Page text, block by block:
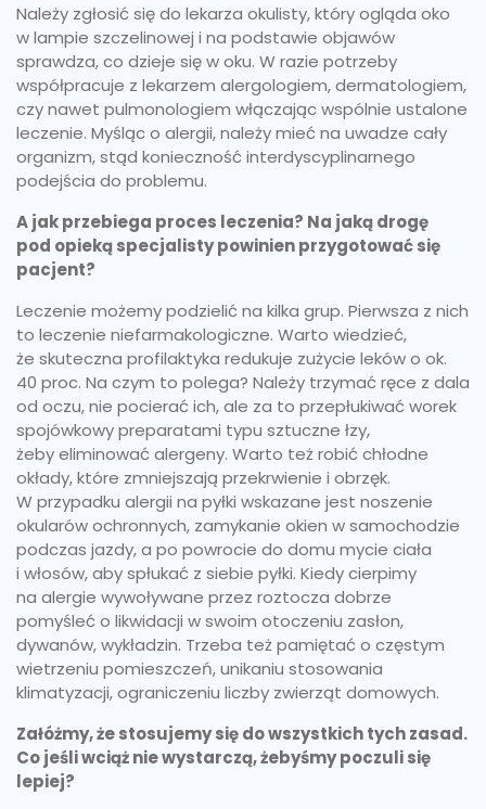
Należy zgłosić się do lekarza okulisty, który ogląda oko
w lampie szczelinowej i na podstawie objawów
sprawdza, co dzieje się w oku. W razie potrzeby
współpracuje z lekarzem alergologiem, dermatologiem,
czy nawet pulmonologiem włączając wspólnie ustalone
leczenie. Myśląc o alergii, należy mieć na uwadze cały
organizm, stąd konieczność interdyscyplinarnego
podejścia do problemu.
A jak przebiega proces leczenia? Na jaką drogę
pod opieką specjalisty powinien przygotować się
pacjent?
Leczenie możemy podzielić na kilka grup. Pierwsza z nich
to leczenie niefarmakologiczne. Warto wiedzieć,
że skuteczna profilaktyka redukuje zużycie leków o ok.
40 proc. Na czym to polega? Należy trzymać ręce z dala
od oczu, nie pocierać ich, ale za to przepłukiwać worek
spojówkowy preparatami typu sztuczne łzy,
żeby eliminować alergeny. Warto też robić chłodne
okłady, które zmniejszają przekrwienie i obrzęk.
W przypadku alergii na pyłki wskazane jest noszenie
okularów ochronnych, zamykanie okien w samochodzie
podczas jazdy, a po powrocie do domu mycie ciała
i włosów, aby spłukać z siebie pyłki. Kiedy cierpimy
na alergie wywoływane przez roztocza dobrze
pomyśleć o likwidacji w swoim otoczeniu zasłon,
dywanów, wykładzin. Trzeba też pamiętać o częstym
wietrzeniu pomieszczeń, unikaniu stosowania
klimatyzacji, ograniczeniu liczby zwierząt domowych.
Załóżmy, że stosujemy się do wszystkich tych zasad.
Co jeśli wciąż nie wystarczą, żebyśmy poczuli się
lepiej?